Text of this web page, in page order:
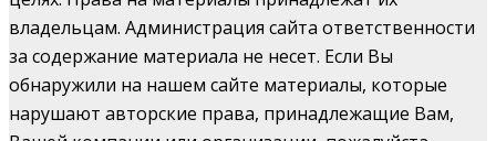
владельцам. Администрация сайта ответственности
за содержание материала не несет. Если Вы
обнаружили на нашем сайте материалы, которые
нарушают авторские права, принадлежащие Вам,